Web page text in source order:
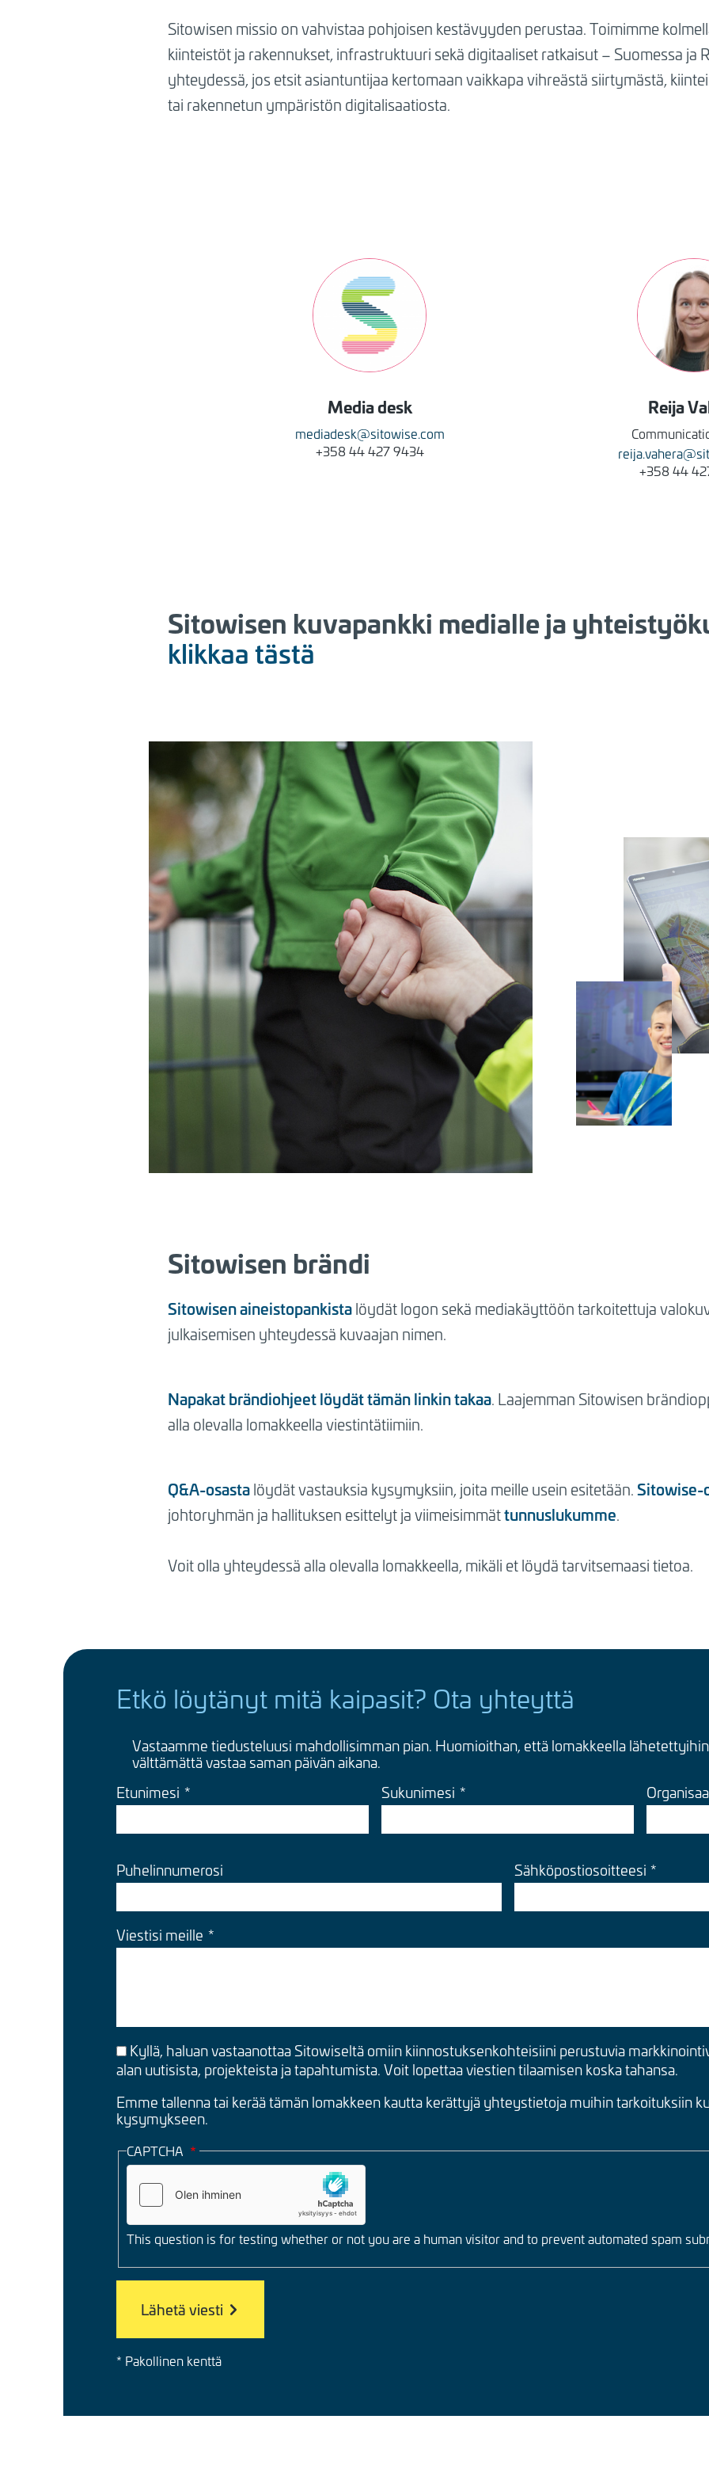
Sitowisen missio on vahvistaa pohjoisen kestävyyden perustaa. Toimimme
kiinteistöt ja rakennukset, infrastruktuuri sekä digitaaliset ratkaisut – Suomessa ja
yhteydessä, jos etsit asiantuntijaa kertomaan vaikkapa vihreästä siirtymästä,
tai rakennetun ympäristön digitalisaatiosta.
Mediadesk
mediadesk@sitowise.com
+358 44 427 9434
Reija
+358 44
Sitowisen kuvapankki medialle ja
klikkaa tästä
Sitowisen brändi
Sitowisen aineistopankistalöydät logon sekä mediakäyttöön tarkoitettuja
julkaisemisen yhteydessä kuvaajan nimen.
Napakat brändiohjeet löydät tämän linkin takaa. Laajemman Sitowisen
alla olevalla lomakkeella viestintätiimiin.
Q&A-osastalöydät vastauksia kysymyksiin, joita meille usein esitetään.Sitowise-
johtoryhmän ja hallituksen esittelyt ja viimeisimmättunnuslukumme.
Voit olla yhteydessä alla olevalla lomakkeella, mikäli et löydä tarvitsemaasi tietoa.
Etkö löytänyt mitä kaipasit? Ota yhteyttä
Vastaamme tiedusteluusi mahdollisimman pian. Huomioithan, että lomakkeella
välttämättä vastaa saman päivän aikana.
Etunimesi
Sukunimesi
Puhelinnumerosi Sähköpostiosoitteesi
Viestisi meille
Kyllä, haluan vastaanottaa Sitowiseltä omiin kiinnostuksenkohteisiini perustuvia
alan uutisista, projekteista ja tapahtumista. Voit lopettaa viestien tilaamisen koska tahansa.
Emme tallenna tai kerää tämän lomakkeen kautta kerättyjä yhteystietoja muihin tarkoituksiin
kysymykseen.
CAPTCHA
This question is for testing whether or not you are a human visitor and to prevent automated spam
* Pakollinen kenttä